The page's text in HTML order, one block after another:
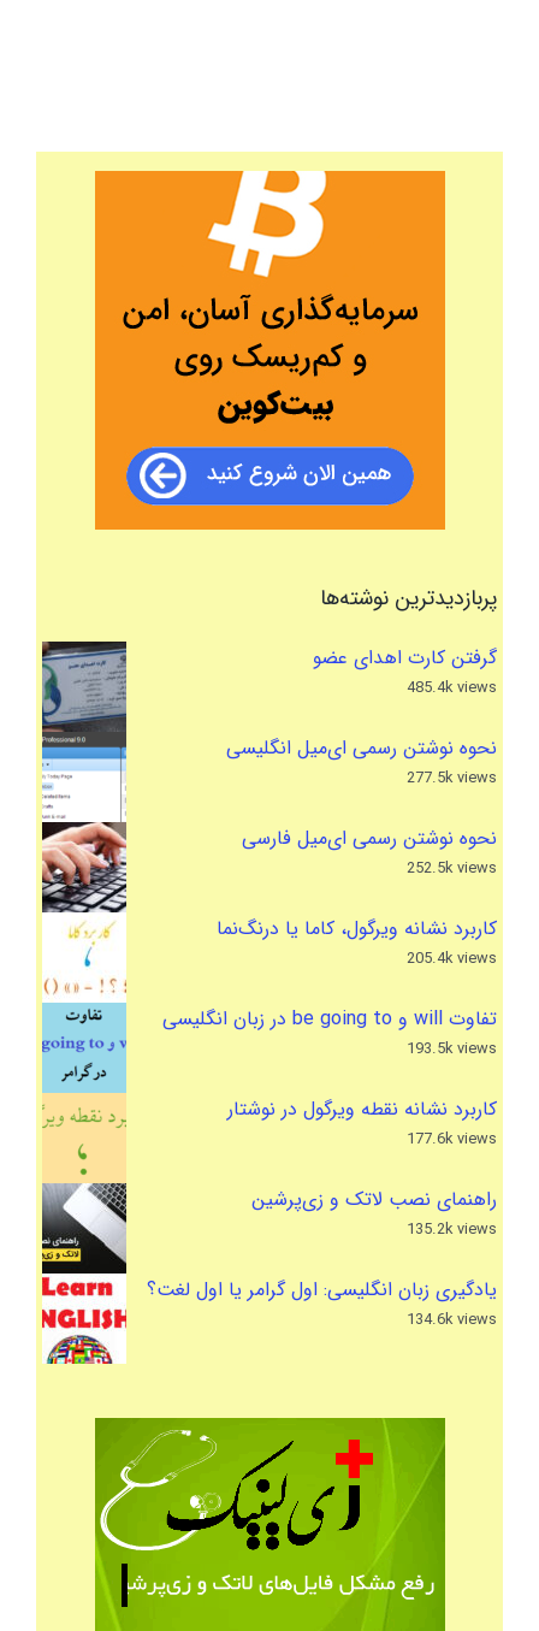
پربازدیدترین نوشته‌ها
گرفتن کارت اهدای عضو
485.4k views
نحوه نوشتن رسمی ای‌میل انگلیسی
277.5k views
نحوه نوشتن رسمی ای‌میل فارسی
252.5k views
کاربرد نشانه ویرگول، کاما یا درنگ‌نما
205.4k views
تفاوت will و be going to در زبان انگلیسی
193.5k views
کاربرد نشانه نقطه ویرگول در نوشتار
177.6k views
راهنمای نصب لاتک و زی‌پرشین
135.2k views
یادگیری زبان انگلیسی: اول گرامر یا اول لغت؟
134.6k views